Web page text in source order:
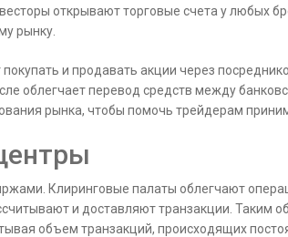
открывают торговые счета у любых
рынку.
и продавать акции через
облегчает перевод средств между
рынка, чтобы помочь трейдерам
Клиринговые палаты облегчают
и доставляют транзакции. Таким
объем транзакций, происходящих